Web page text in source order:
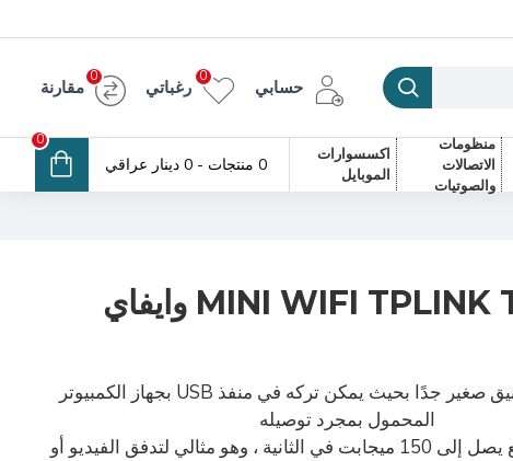
حسابي رغباتي
0
مقارنة
0
منظومات
الاتصالات
والصوتيات
اكسسوارات
الموبايل
0 منتجات - 0 دينار عراقي
0
MINI WIFI TPLINK TL-WN725N وايفاي
تصميم مصغر وأنيق صغير جدًا بحيث يمكن تركه في منفذ USB بجهاز الكمبيوتر
المحمول بمجرد توصيله
نقل لاسلكي سريع يصل إلى 150 ميجابت في الثانية ، وهو مثالي لتدفق الفيديو أو